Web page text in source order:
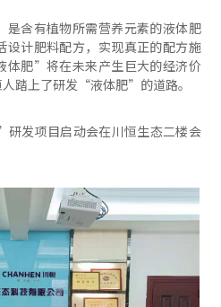
含有植物所需营养元素的液体肥
设计肥料配方，实现真正的配方施
体肥”将在未来产生巨大的经济价
踏上了研发“液体肥”的道路。
发项目启动会在川恒生态二楼会